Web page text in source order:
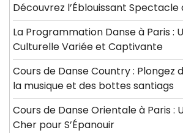
Découvrez l’Éblouissant Spectacle
La Programmation Danse à Paris :
Culturelle Variée et Captivante
Cours de Danse Country : Plongez
la musique et des bottes santiags
Cours de Danse Orientale à Paris :
Cher pour S’Épanouir